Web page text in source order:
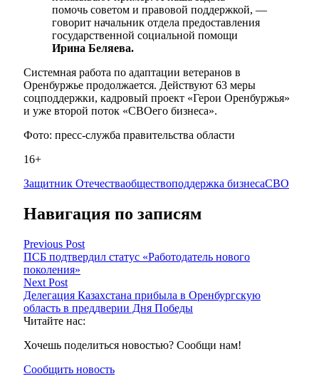
помочь советом и правовой поддержкой, —
говорит начальник отдела предоставления
государственной социальной помощи
Ирина Беляева.
Системная работа по адаптации ветеранов в
Оренбуржье продолжается. Действуют 63 меры
соцподдержки, кадровый проект «Герои Оренбуржья»
и уже второй поток «СВОего бизнеса».
Фото: пресс-служба правительства области
16+
Защитник Отечестваобществоподдержка бизнесаСВО
Навигация по записям
Previous Post
ПСБ подтвердил статус «Работодатель нового
поколения»
Next Post
Делегация Казахстана прибыла в Оренбургскую
область в преддверии Дня Победы
Читайте нас:
Хочешь поделиться новостью? Сообщи нам!
Сообщить новость